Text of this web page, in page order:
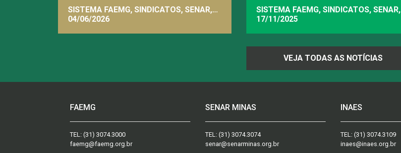
SISTEMA FAEMG, SINDICATOS, SENAR,
FAEMG
04/06/2026
SISTEMA FAEMG, SINDICATOS, SENAR,
INAES, FAEMG
17/11/2025
VEJA TODAS AS NOTÍCIAS
FAEMG
TEL: (31) 3074.3000
faemg@faemg.org.br
SENAR MINAS
TEL: (31) 3074.3074
senar@senarminas.org.br
INAES
TEL: (31) 3074.3109
inaes@inaes.org.br